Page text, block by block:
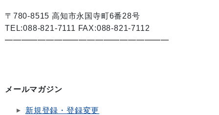
〒780-8515 高知市永国寺町6番28号
TEL:088-821-7111 FAX:088-821-7112
━━━━━━━━━━━━━━━━━━━━
メールマガジン
新規登録・登録変更